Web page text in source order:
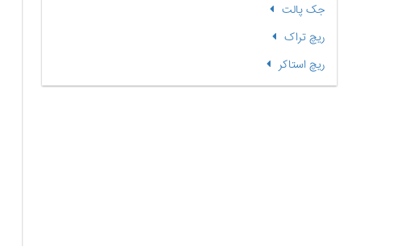
جک پالت
ریچ تراک
ریچ استاکر